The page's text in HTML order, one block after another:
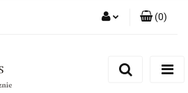
(0)